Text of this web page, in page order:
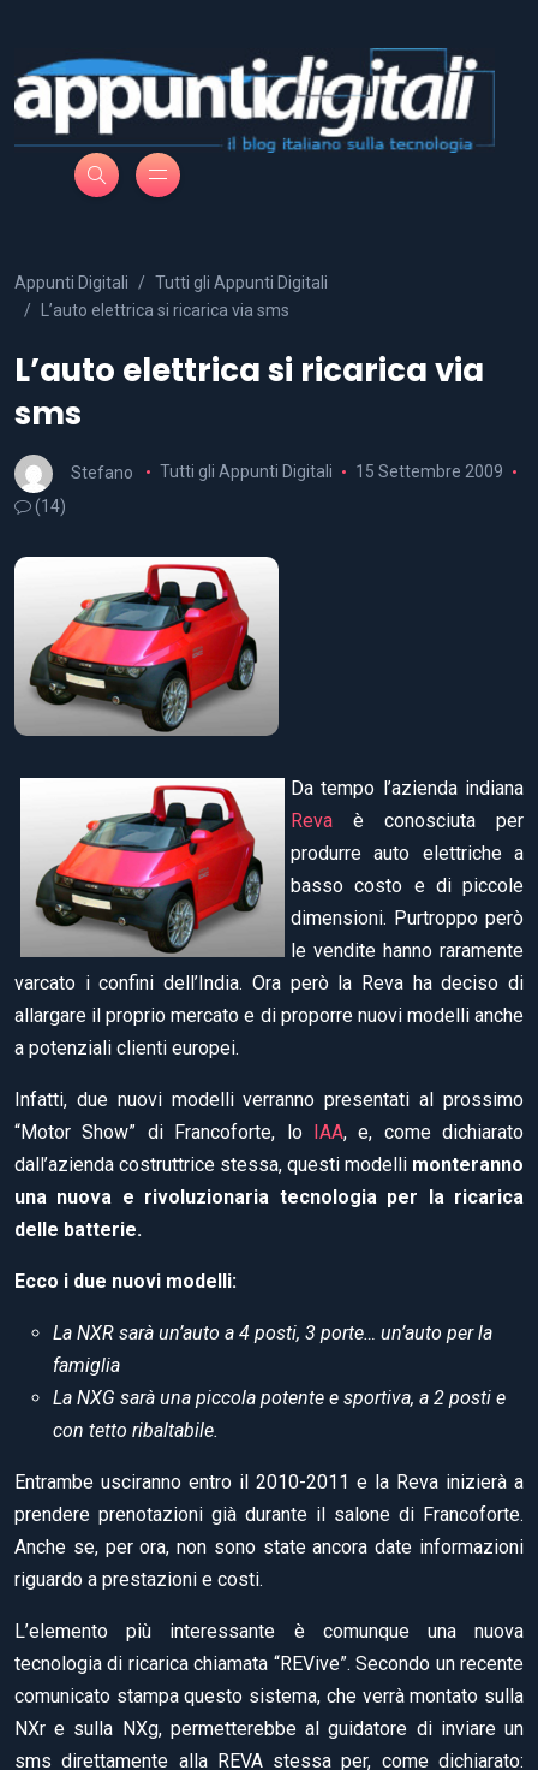
Appunti Digitali
Tutti gli Appunti Digitali
L’auto elettrica si ricarica via sms
L’auto elettrica si ricarica via
sms
Stefano Tutti gli Appunti Digitali
15 Settembre 2009
(14)
Da tempo l’azienda indiana
Reva è conosciuta per
produrre auto elettriche a
basso costo e di piccole
dimensioni. Purtroppo però
le vendite hanno raramente
varcato i confini dell’India. Ora però la Reva ha deciso di
allargare il proprio mercato e di proporre nuovi modelli anche
a potenziali clienti europei.
Infatti, due nuovi modelli verranno presentati al prossimo
“Motor Show” di Francoforte, lo IAA, e, come dichiarato
dall’azienda costruttrice stessa, questi modelli monteranno
una nuova e rivoluzionaria tecnologia per la ricarica
delle batterie.
Ecco i due nuovi modelli:
La NXR sarà un’auto a 4 posti, 3 porte… un’auto per la
famiglia
La NXG sarà una piccola potente e sportiva, a 2 posti e
con tetto ribaltabile.
Entrambe usciranno entro il 2010-2011 e la Reva inizierà a
prendere prenotazioni già durante il salone di Francoforte.
Anche se, per ora, non sono state ancora date informazioni
riguardo a prestazioni e costi.
L’elemento più interessante è comunque una nuova
tecnologia di ricarica chiamata “REVive”. Secondo un recente
comunicato stampa questo sistema, che verrà montato sulla
NXr e sulla NXg, permetterebbe al guidatore di inviare un
sms direttamente alla REVA stessa per, come dichiarato: